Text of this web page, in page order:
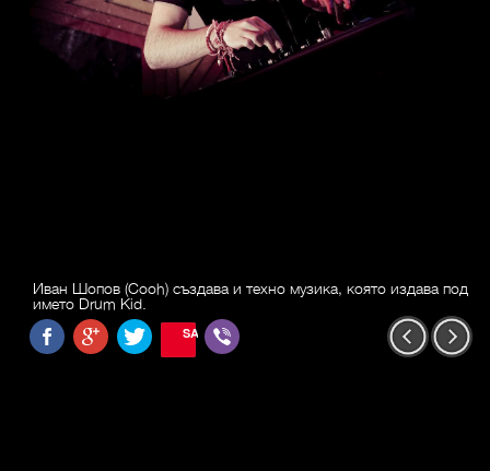
Иван Шопов (Cooh) създава и техно музика, която издава под
името Drum Kid.
SAVE